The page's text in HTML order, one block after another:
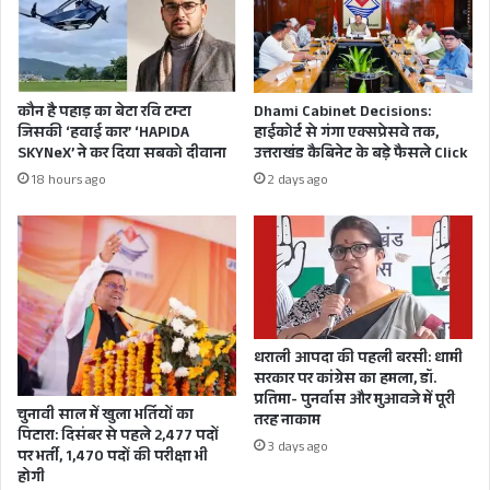
राज्य में फिलहाल कोरोना के कुल 29 हजार 949 एक्टिव
केस,
कौन है पहाड़ का बेटा रवि टम्टा
जिसकी ‘हवाई कार’ ‘HAPIDA
SKYNeX’ ने कर दिया सबको दीवाना
18 hours ago
Dhami Cabinet Decisions:
हाईकोर्ट से गंगा एक्सप्रेसवे तक,
उत्तराखंड कैबिनेट के बड़े फैसले Click
2 days ago
चुनावी साल में खुला भर्तियों का
पिटारा: दिसंबर से पहले 2,477 पदों
पर भर्ती, 1,470 पदों की परीक्षा भी
होगी
धराली आपदा की पहली बरसी: धामी
सरकार पर कांग्रेस का हमला, डॉ.
प्रतिमा- पुनर्वास और मुआवजे में पूरी
तरह नाकाम
3 days ago